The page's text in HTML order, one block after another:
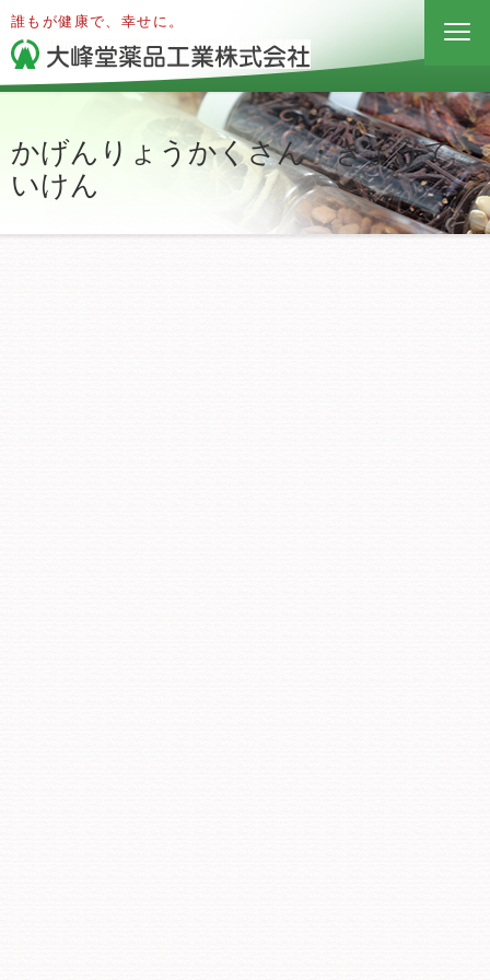
誰もが健康で、幸せに。
かげんりょうかくさん・きょうて
いけん